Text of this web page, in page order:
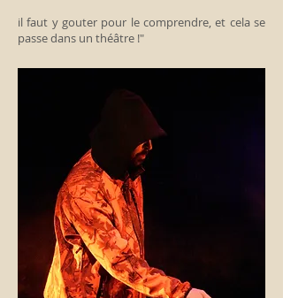
il faut y gouter pour le comprendre, et cela se
passe dans un théâtre !"